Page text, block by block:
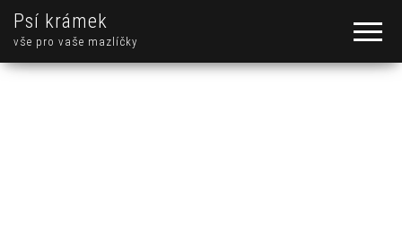
Psí krámek
vše pro vaše mazlíčky